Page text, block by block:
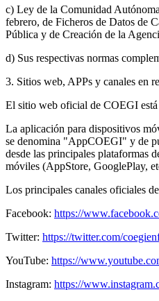
c) Ley de la Comunidad
febrero, de Ficheros de Datos de
Pública y de Creación de la
d) Sus respectivas normas
3. Sitios web, APPs y canales en
El sitio web oficial de COEGI está
La aplicación para dispositivos
se denomina "AppCOEGI" y de
desde las principales plataformas
móviles (AppStore, GooglePlay,
Los principales canales oficiales
Facebook: https://
Twitter: https://twitter.com/
YouTube: https://
Instagram: https://